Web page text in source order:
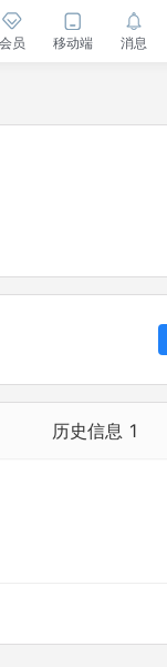
会员 移动端 消息
历史信息 1